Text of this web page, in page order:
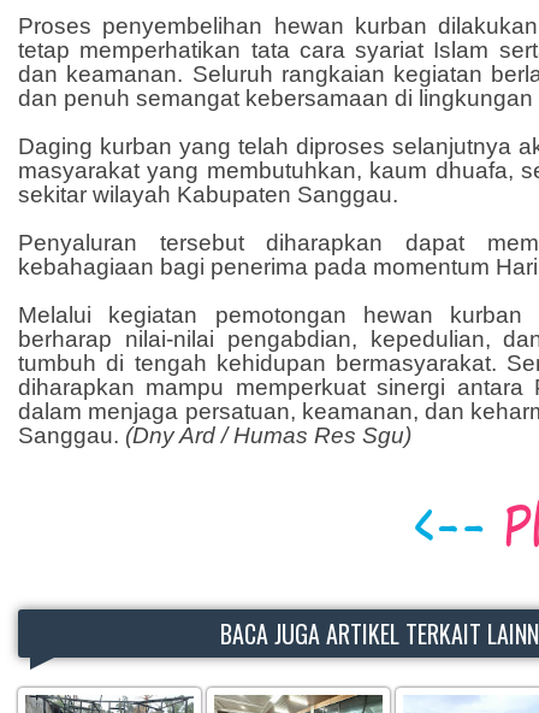
Proses penyembelihan hewan kurban
tetap memperhatikan tata cara syariat Islam
dan keamanan. Seluruh rangkaian kegiatan
dan penuh semangat kebersamaan di
Daging kurban yang telah diproses selanjutnya
masyarakat yang membutuhkan, kaum dhuafa,
sekitar wilayah Kabupaten Sanggau.
Penyaluran tersebut diharapkan dapat
kebahagiaan bagi penerima pada momentum
Melalui kegiatan pemotongan hewan
berharap nilai-nilai pengabdian, kepedulian,
tumbuh di tengah kehidupan bermasyarakat.
diharapkan mampu memperkuat sinergi antara
dalam menjaga persatuan, keamanan, dan
Sanggau. (Dny Ard / Humas Res Sgu)
BACA JUGA ARTIKEL TERKAIT